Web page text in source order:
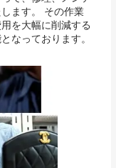
ます。 その作業
を大幅に削減する
なっております。